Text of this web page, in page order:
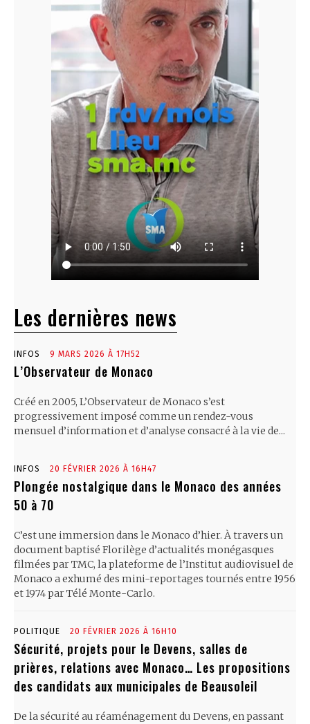
Les dernières news
INFOS 9 MARS 2026 À 17H52
L’Observateur de Monaco
Créé en 2005, L’Observateur de Monaco s’est
progressivement imposé comme un rendez-vous
mensuel d’information et d’analyse consacré à la vie de...
INFOS 20 FÉVRIER 2026 À 16H47
Plongée nostalgique dans le Monaco des années
50 à 70
C’est une immersion dans le Monaco d’hier. À travers un
document baptisé Florilège d’actualités monégasques
filmées par TMC, la plateforme de l’Institut audiovisuel de
Monaco a exhumé des mini-reportages tournés entre 1956
et 1974 par Télé Monte-Carlo.
POLITIQUE 20 FÉVRIER 2026 À 16H10
Sécurité, projets pour le Devens, salles de
prières, relations avec Monaco… Les propositions
des candidats aux municipales de Beausoleil
De la sécurité au réaménagement du Devens, en passant